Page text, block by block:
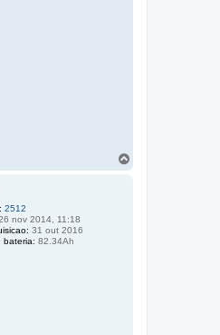
2512
nov 2014, 11:18
31 out 2016
bateria: 82.34Ah